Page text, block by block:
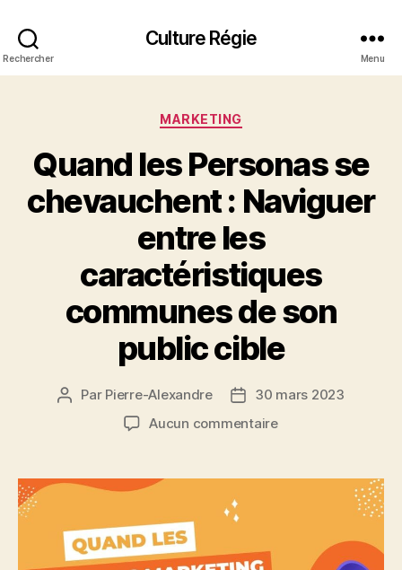
Rechercher
Culture Régie
Menu
Catégories
MARKETING
Quand les Personas se
chevauchent : Naviguer
entre les
caractéristiques
communes de son
public cible
Auteur
Par Pierre-Alexandre
Date30 mars 2023
Aucun commentairesur
Personas
Naviguer